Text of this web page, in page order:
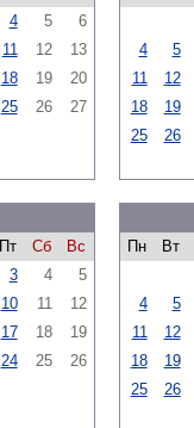
4 5
6
11 12
13
18 19
20
25 26
27
4
5
11
12
18
19
25
26
Пт Сб
Вс
3 4
5
10 11
12
17 18
19
24 25
26
Пн
Вт
4
5
11
12
18
19
25
26